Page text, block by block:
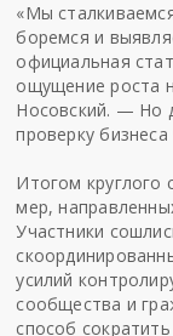
«Мы
боремся и
официальная
ощущение роста
Носовский. — Но
проверку
Итогом круглого
мер,
Участники
усилий
сообщества и
способ